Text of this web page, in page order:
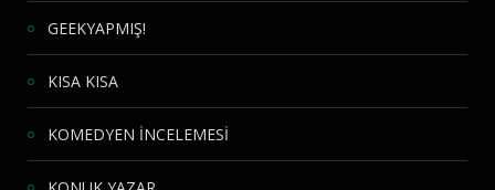
GEEKYAPMIŞ!
KISA KISA
KOMEDYEN İNCELEMESİ